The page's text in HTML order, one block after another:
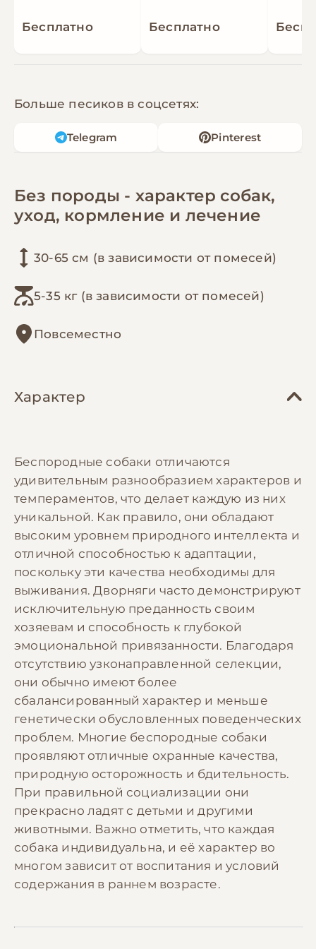
Бесплатно Бесплатно
Больше песиков в соцсетях:
Telegram Pinterest
Без породы - характер собак,
уход, кормление и лечение
30-65 см (в зависимости от помесей)
5-35 кг (в зависимости от помесей)
Повсеместно
Характер
Беспородные собаки отличаются
удивительным разнообразием характеров и
темпераментов, что делает каждую из них
уникальной. Как правило, они обладают
высоким уровнем природного интеллекта и
отличной способностью к адаптации,
поскольку эти качества необходимы для
выживания. Дворняги часто демонстрируют
исключительную преданность своим
хозяевам и способность к глубокой
эмоциональной привязанности. Благодаря
отсутствию узконаправленной селекции,
они обычно имеют более
сбалансированный характер и меньше
генетически обусловленных поведенческих
проблем. Многие беспородные собаки
проявляют отличные охранные качества,
природную осторожность и бдительность.
При правильной социализации они
прекрасно ладят с детьми и другими
животными. Важно отметить, что каждая
собака индивидуальна, и её характер во
многом зависит от воспитания и условий
содержания в раннем возрасте.